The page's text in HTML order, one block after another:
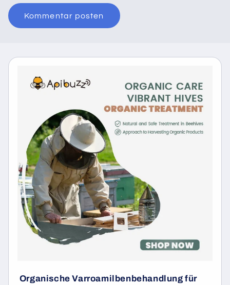
Organische Varroamilbenbehandlung für